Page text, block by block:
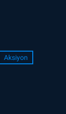
Aksiyon